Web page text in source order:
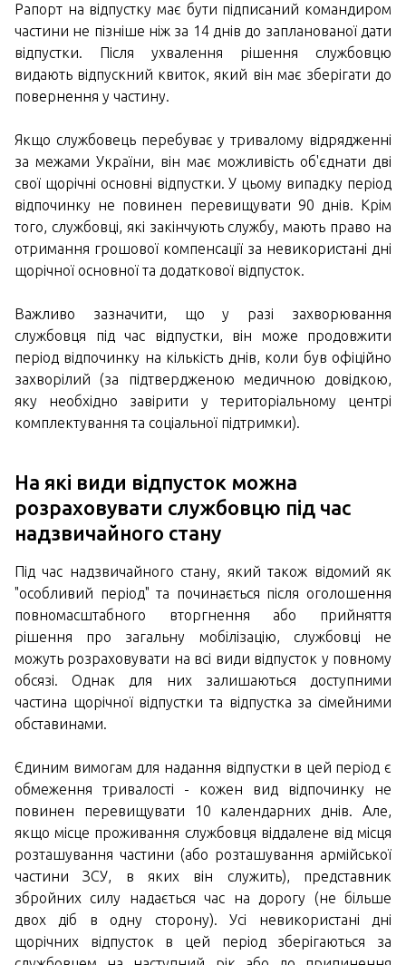
Рапорт на відпустку має бути підписаний командиром
частини не пізніше ніж за 14 днів до запланованої дати
відпустки. Після ухвалення рішення службовцю
видають відпускний квиток, який він має зберігати до
повернення у частину.
Якщо службовець перебуває у тривалому відрядженні
за межами України, він має можливість об'єднати дві
свої щорічні основні відпустки. У цьому випадку період
відпочинку не повинен перевищувати 90 днів. Крім
того, службовці, які закінчують службу, мають право на
отримання грошової компенсації за невикористані дні
щорічної основної та додаткової відпусток.
Важливо зазначити, що у разі захворювання
службовця під час відпустки, він може продовжити
період відпочинку на кількість днів, коли був офіційно
захворілий (за підтвердженою медичною довідкою,
яку необхідно завірити у територіальному центрі
комплектування та соціальної підтримки).
На які види відпусток можна
розраховувати службовцю під час
надзвичайного стану
Під час надзвичайного стану, який також відомий як
"особливий період" та починається після оголошення
повномасштабного вторгнення або прийняття
рішення про загальну мобілізацію, службовці не
можуть розраховувати на всі види відпусток у повному
обсязі. Однак для них залишаються доступними
частина щорічної відпустки та відпустка за сімейними
обставинами.
Єдиним вимогам для надання відпустки в цей період є
обмеження тривалості - кожен вид відпочинку не
повинен перевищувати 10 календарних днів. Але,
якщо місце проживання службовця віддалене від місця
розташування частини (або розташування армійської
частини ЗСУ, в яких він служить), представник
збройних силу надається час на дорогу (не більше
двох діб в одну сторону). Усі невикористані дні
щорічних відпусток в цей період зберігаються за